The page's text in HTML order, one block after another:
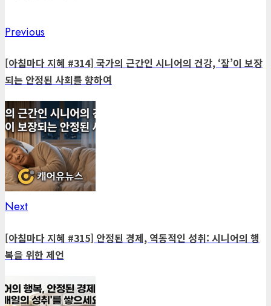
Post
navigation
Previous
[아침마다 지혜 #314] 국가의 근간인 시니어의 건강, ‘잠’이 보장
되는 안정된 사회를 향하여
NextNext
[아침마다 지혜 #315] 안정된 경제, 역동적인 성취: 시니어의 행
복을 위한 제언